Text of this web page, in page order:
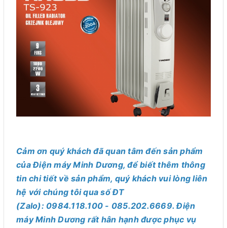
Cảm ơn quý khách đã quan tâm đến sản phẩm
của Điện máy Minh Dương, để biết thêm thông
tin chi tiết về sản phẩm, quý khách vui lòng liên
hệ với chúng tôi qua số ĐT
(Zalo): 0984.118.100 - 085.202.6669. Điện
máy Minh Dương rất hân hạnh được phục vụ